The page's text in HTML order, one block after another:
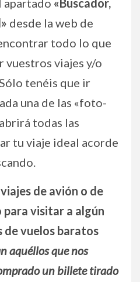
desde la web de
todo lo que
vuestros viajes y/o
tenéis que ir
una de las «foto-
todas las
tu viaje ideal acorde
de avión o de
visitar a algún
de vuelos baratos
aquéllos que nos
un billete tirado